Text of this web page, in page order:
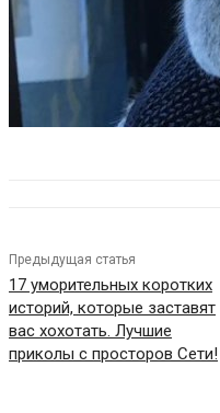
Предыдущая статья
17 уморительных коротких
историй, которые заставят
вас хохотать. Лучшие
приколы с просторов Сети!